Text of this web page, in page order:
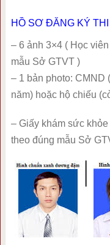
HỒ SƠ ĐĂNG KÝ
– 6 ảnh 3×4 ( Học
mẫu Sở GTVT )
– 1 bản photo: CMND
năm) hoặc hộ chiếu
– Giấy khám sức
theo đúng mẫu Sở